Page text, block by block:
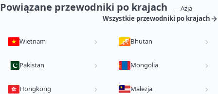
Powiązane przewodniki po krajach
— Azja
Wszystkie przewodniki po krajach
Wietnam Bhutan
Pakistan Mongolia
Hongkong Malezja